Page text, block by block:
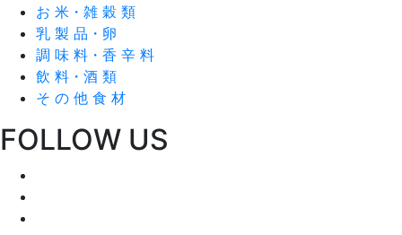
お 米・雑 穀 類
乳 製 品・卵
調 味 料・香 辛 料
飲 料・酒 類
そ の 他 食 材
FOLLOW US